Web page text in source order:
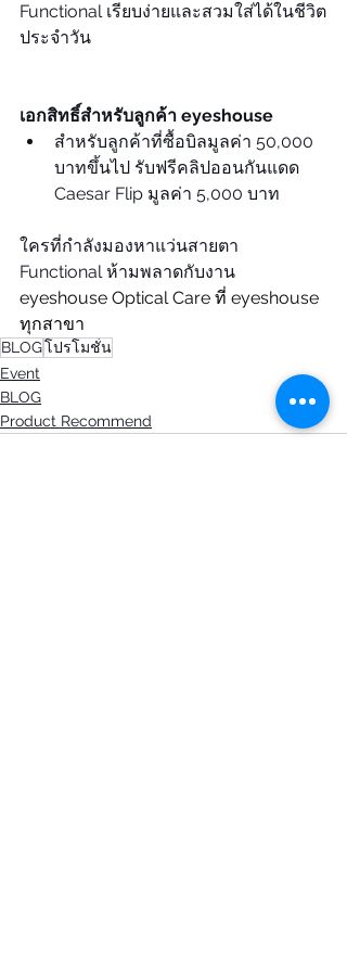
Functional เรียบง่ายและสวมใส่ได้ในชีวิต
ประจำวัน
เอกสิทธิ์สำหรับลูกค้า eyeshouse
สำหรับลูกค้าที่ซื้อบิลมูลค่า 50,000
บาทขึ้นไป รับฟรีคลิปออนกันแดด
Caesar Flip มูลค่า 5,000 บาท
ใครที่กำลังมองหาแว่นสายตา
Functional ห้ามพลาดกับงาน
eyeshouse Optical Care ที่ eyeshouse
ทุกสาขา
BLOGโปรโมชั่น
Event
BLOG
Product Recommend